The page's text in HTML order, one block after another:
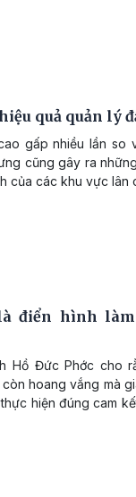
quả quản lý
gấp nhiều lần so
cũng gây ra
của các khu vực lân
điển hình
Hồ Đức Phớc cho
hoang vắng mà
hiện đúng cam